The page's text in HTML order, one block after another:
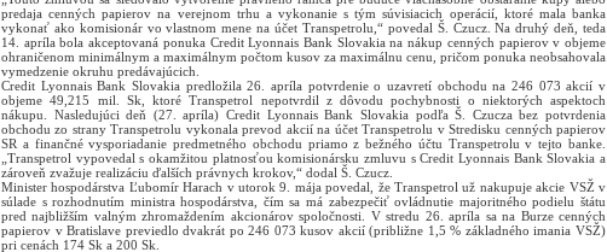
predaja cenných papierov na verejnom trhu a vykonanie s tým súvisiacich operácií, ktoré mala banka
vykonať ako komisionár vo vlastnom mene na účet Transpetrolu,“ povedal Š. Czucz. Na druhý deň, teda
14. apríla bola akceptovaná ponuka Credit Lyonnais Bank Slovakia na nákup cenných papierov v objeme
ohraničenom minimálnym a maximálnym počtom kusov za maximálnu cenu, pričom ponuka neobsahovala
vymedzenie okruhu predávajúcich.
Credit Lyonnais Bank Slovakia predložila 26. apríla potvrdenie o uzavretí obchodu na 246 073 akcií v
objeme 49,215 mil. Sk, ktoré Transpetrol nepotvrdil z dôvodu pochybnosti o niektorých aspektoch
nákupu. Nasledujúci deň (27. apríla) Credit Lyonnais Bank Slovakia podľa Š. Czucza bez potvrdenia
obchodu zo strany Transpetrolu vykonala prevod akcií na účet Transpetrolu v Stredisku cenných papierov
SR a finančné vysporiadanie predmetného obchodu priamo z bežného účtu Transpetrolu v tejto banke.
„Transpetrol vypovedal s okamžitou platnosťou komisionársku zmluvu s Credit Lyonnais Bank Slovakia a
zároveň zvažuje realizáciu ďalších právnych krokov,“ dodal Š. Czucz.
Minister hospodárstva Ľubomír Harach v utorok 9. mája povedal, že Transpetrol už nakupuje akcie VSŽ v
súlade s rozhodnutím ministra hospodárstva, čím sa má zabezpečiť ovládnutie majoritného podielu štátu
pred najbližším valným zhromaždením akcionárov spoločnosti. V stredu 26. apríla sa na Burze cenných
papierov v Bratislave previedlo dvakrát po 246 073 kusov akcií (približne 1,5 % základného imania VSŽ)
pri cenách 174 Sk a 200 Sk.